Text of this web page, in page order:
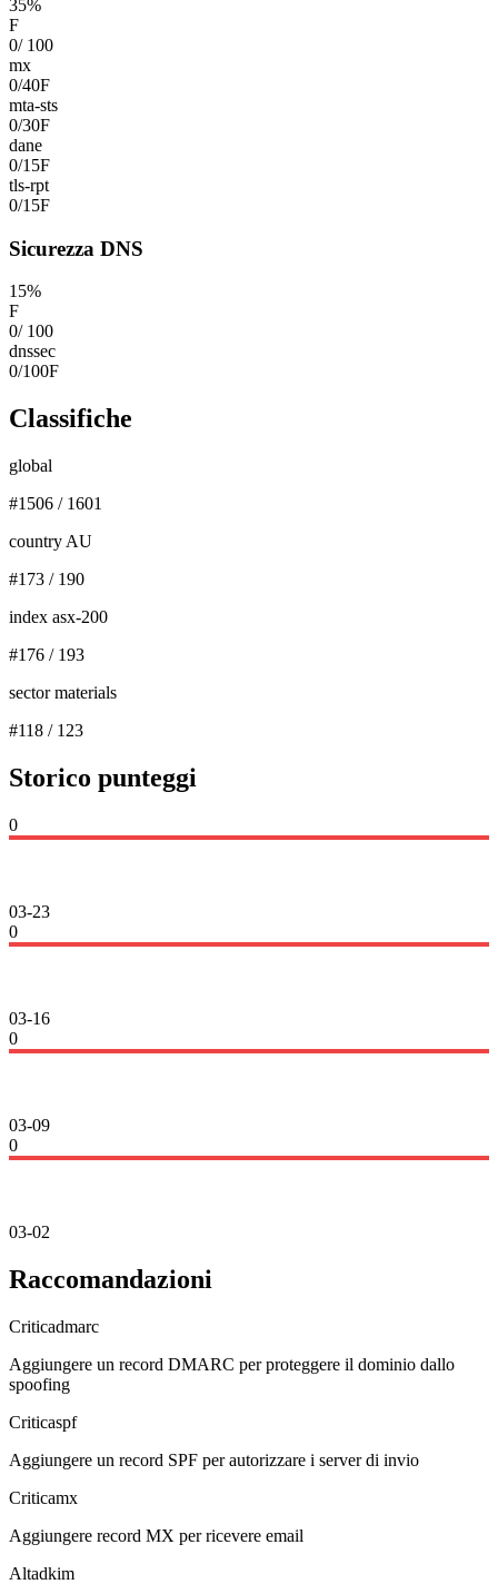
35%
F
0/ 100
mx
0/40F
mta-sts
0/30F
dane
0/15F
tls-rpt
0/15F
Sicurezza DNS
15%
F
0/ 100
dnssec
0/100F
Classifiche
global
#1506 / 1601
country AU
#173 / 190
index asx-200
#176 / 193
sector materials
#118 / 123
Storico punteggi
0
03-23
0
03-16
0
03-09
0
03-02
Raccomandazioni
Criticadmarc
Aggiungere un record DMARC per proteggere il dominio dallo
spoofing
Criticaspf
Aggiungere un record SPF per autorizzare i server di invio
Criticamx
Aggiungere record MX per ricevere email
Altadkim